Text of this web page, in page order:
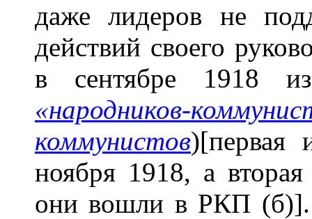
даже лидеров не
действий своего
в сентябре 1918
«народников-
коммунистов)[первая
ноября 1918, а
они вошли в РКП (б)].